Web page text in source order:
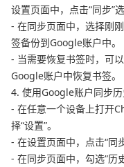
设置页面中，点击“同步”选
- 在同步页面中，选择刚
签备份到Google账户中。
- 当需要恢复书签时，可
Google账户中恢复书签。
4. 使用Google账户同步历
- 在任意一个设备上打开
择“设置”。
- 在设置页面中，点击“同
- 在同步页面中，勾选“历